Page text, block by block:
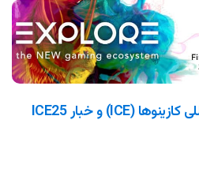
آشنایی با نمایشگاه بین المللی کازینوها (ICE) و خبار ICE25